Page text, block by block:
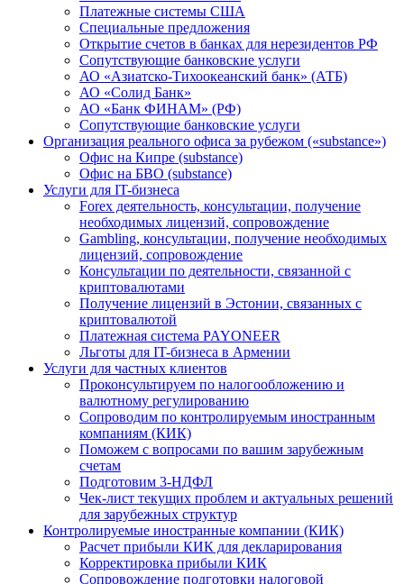
Платежные системы США
Специальные предложения
Открытие счетов в банках для нерезидентов РФ
Сопутствующие банковские услуги
АО «Азиатско-Тихоокеанский банк» (АТБ)
АО «Солид Банк»
АО «Банк ФИНАМ» (РФ)
Сопутствующие банковские услуги
Организация реального офиса за рубежом («substance»)
Офис на Кипре (substance)
Офис на БВО (substance)
Услуги для IT-бизнеса
Forex деятельность, консультации, получение
необходимых лицензий, сопровождение
Gambling, консультации, получение необходимых
лицензий, сопровождение
Консультации по деятельности, связанной с
криптовалютами
Получение лицензий в Эстонии, связанных с
криптовалютой
Платежная система PAYONEER
Льготы для IT-бизнеса в Армении
Услуги для частных клиентов
Проконсультируем по налогообложению и
валютному регулированию
Сопроводим по контролируемым иностранным
компаниям (КИК)
Поможем с вопросами по вашим зарубежным
счетам
Подготовим 3-НДФЛ
Чек-лист текущих проблем и актуальных решений
для зарубежных структур
Контролируемые иностранные компании (КИК)
Расчет прибыли КИК для декларирования
Корректировка прибыли КИК
Сопровождение подготовки налоговой